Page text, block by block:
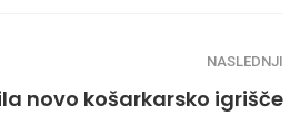
NASLEDNJI
novo košarkarsko igrišče